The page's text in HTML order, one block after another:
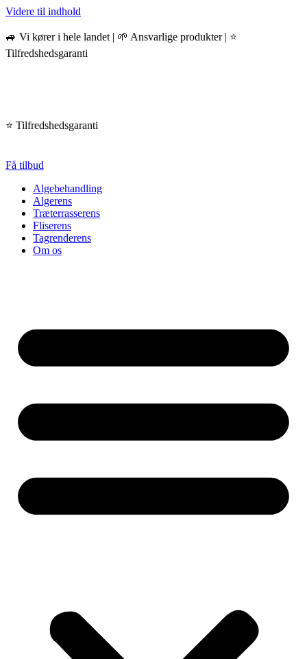
Videre til indhold
🚙 Vi kører i hele landet | 🌱 Ansvarlige produkter | ⭐️
Tilfredshedsgaranti
Tilfredshedsgaranti
Få tilbud
Algebehandling
Algerens
Træterrasserens
Fliserens
Tagrenderens
Om os